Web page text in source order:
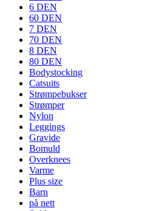
6 DEN
60 DEN
7 DEN
70 DEN
8 DEN
80 DEN
Bodystocking
Catsuits
Strømpebukser
Strømper
Nylon
Leggings
Gravide
Bomuld
Overknees
Varme
Plus size
Barn
på nett